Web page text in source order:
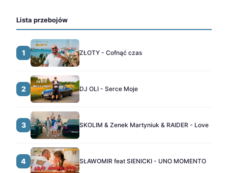
Lista przebojów
1 ZŁOTY - Cofnąć czas
2 DJ OLI - Serce Moje
3 SKOLIM & Zenek Martyniuk & RAIDER - Love
4 SŁAWOMIR feat SIENICKI - UNO MOMENTO